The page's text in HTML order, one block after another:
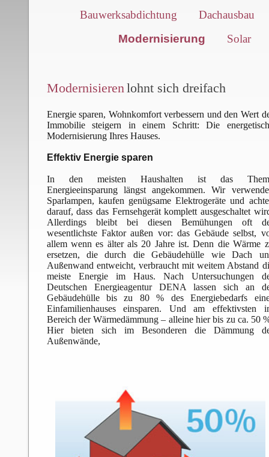
Bauwerksabdichtung
Dachausbau
Modernisierung
Solar
Modernisierenlohnt sich dreifach
Energie sparen, Wohnkomfort verbessern und den Wert
Immobilie steigern in einem Schritt: Die
Modernisierung Ihres Hauses.
Effektiv Energie sparen
In den meisten Haushalten ist das
Energieeinsparung längst angekommen. Wir
Sparlampen, kaufen genügsame Elektrogeräte und
darauf, dass das Fernsehgerät komplett ausgeschaltet
Allerdings bleibt bei diesen Bemühungen oft
wesentlichste Faktor außen vor: das Gebäude selbst,
allem wenn es älter als 20 Jahre ist. Denn die Wärme
ersetzen, die durch die Gebäudehülle wie Dach
Außenwand entweicht, verbraucht mit weitem Abstand
meiste Energie im Haus. Nach Untersuchungen
Deutschen Energieagentur DENA lassen sich an
Gebäudehülle bis zu 80 % des Energiebedarfs
Einfamilienhauses einsparen. Und am effektivsten
Bereich der Wärmedämmung – alleine hier bis zu ca. 50
Hier bieten sich im Besonderen die Dämmung
Außenwände,